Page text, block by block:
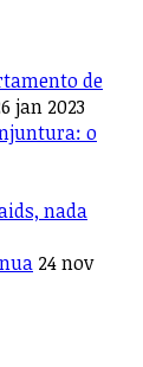
de
jan 2023
o
nada
24 nov